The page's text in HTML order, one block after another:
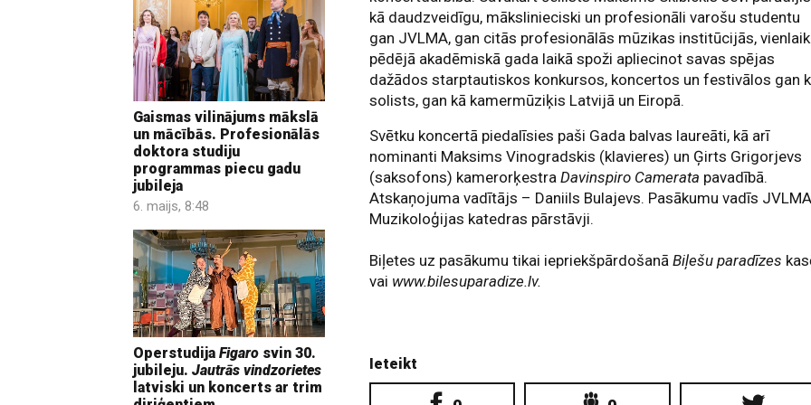
Gaismas vilinājums mākslā
un mācībās. Profesionālās
doktora studiju
programmas piecu gadu
jubileja
6. maijs, 8:48
Operstudija Figaro svin 30.
jubileju. Jautrās vindzorietes
latviski un koncerts ar trim
kā daudzveidīgu, mākslinieciski un profesionāli varošu studentu
gan JVLMA, gan citās profesionālās mūzikas institūcijās,
pēdējā akadēmiskā gada laikā spoži apliecinot savas spējas
dažādos starptautiskos konkursos, koncertos un festivālos gan
solists, gan kā kamermūziķis Latvijā un Eiropā.
Svētku koncertā piedalīsies paši Gada balvas laureāti, kā arī
nominanti Maksims Vinogradskis (klavieres) un Ģirts Grigorjevs
(saksofons) kamerorķestraDavinspiro Camerata pavadībā.
Atskaņojuma vadītājs – Daniils Bulajevs. Pasākumu vadīs JVLMA
Muzikoloģijas katedras pārstāvji.
Biļetes uz pasākumu tikai iepriekšpārdošanāBiļešu paradīzes
vai www.bilesuparadize.lv.
Ieteikt